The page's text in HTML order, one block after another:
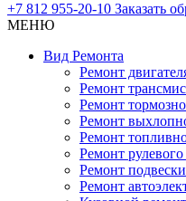
+7 812 955-20-10 Заказать
МЕНЮ
Вид Ремонта
Ремонт
Ремонт
Ремонт
Ремонт
Ремонт
Ремонт
Ремонт подвески
Ремонт